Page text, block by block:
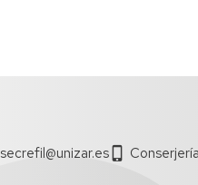
secrefil@unizar.es